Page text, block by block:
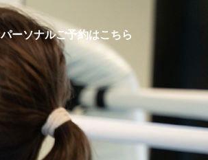
パーソナルご予約はこちら